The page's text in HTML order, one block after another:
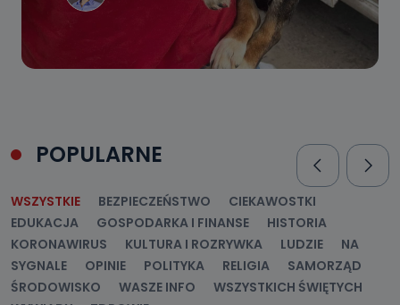
POPULARNE
WSZYSTKIE BEZPIECZEŃSTWO
CIEKAWOSTKI
EDUKACJA
GOSPODARKA I FINANSE
HISTORIA
KORONAWIRUS
KULTURA I ROZRYWKA LUDZIE
NA
SYGNALE
OPINIE POLITYKA RELIGIA
SAMORZĄD
ŚRODOWISKO
WASZE INFO
WSZYSTKICH ŚWIĘTYCH